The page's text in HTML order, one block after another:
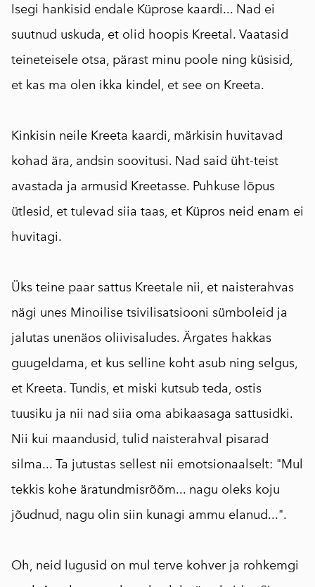
Isegi hankisid endale Küprose kaardi... Nad ei
suutnud uskuda, et olid hoopis Kreetal. Vaatasid
teineteisele otsa, pärast minu poole ning küsisid,
et kas ma olen ikka kindel, et see on Kreeta.
Kinkisin neile Kreeta kaardi, märkisin huvitavad
kohad ära, andsin soovitusi. Nad said üht-teist
avastada ja armusid Kreetasse. Puhkuse lõpus
ütlesid, et tulevad siia taas, et Küpros neid enam ei
huvitagi.
Üks teine paar sattus Kreetale nii, et naisterahvas
nägi unes Minoilise tsivilisatsiooni sümboleid ja
jalutas unenäos oliivisaludes. Ärgates hakkas
guugeldama, et kus selline koht asub ning selgus,
et Kreeta. Tundis, et miski kutsub teda, ostis
tuusiku ja nii nad siia oma abikaasaga sattusidki.
Nii kui maandusid, tulid naisterahval pisarad
silma... Ta jutustas sellest nii emotsionaalselt: "Mul
tekkis kohe äratundmisrõõm... nagu oleks koju
jõudnud, nagu olin siin kunagi ammu elanud...".
Oh, neid lugusid on mul terve kohver ja rohkemgi